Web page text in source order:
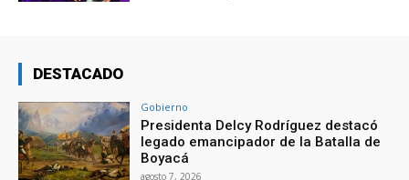
DESTACADO
Gobierno
Presidenta Delcy Rodríguez destacó
legado emancipador de la Batalla de
Boyacá
agosto 7, 2026